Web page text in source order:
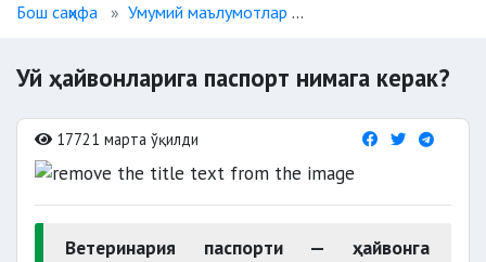
Бош саҳифа Умумий маълумотлар
Уй ҳайвонларига паспорт нимага керак?
17721 марта ўқилди
Ветеринария паспорти — ҳайвонга